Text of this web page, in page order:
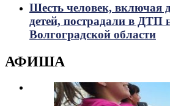
Шесть человек, включая
детей, пострадали в ДТП
Волгоградской области
АФИША